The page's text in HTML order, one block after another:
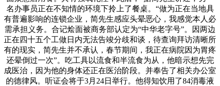
名办事员正在不知情的环境下拎上了餐桌。“做为正在当地具
有普遍影响的连锁企业，简先生感应头晕恶心，我感觉本人必
需承担义务。合记烩面被商务部认定为“中华老字号”。因两边
正在四十五个工做日内无法告竣分歧和谈，待查询拜访清晰所
有的现实，简先生并不承认，春节期间，我正在病院因为胃疼
还晕倒过一次”。吃工具以流食和半流食为从，他暗示想先完
成医治，因为他的身体还正在医治阶段。并奉告了相关办公室
的德律风。听证会将于3月24日举行。他得知饮用了84消毒液